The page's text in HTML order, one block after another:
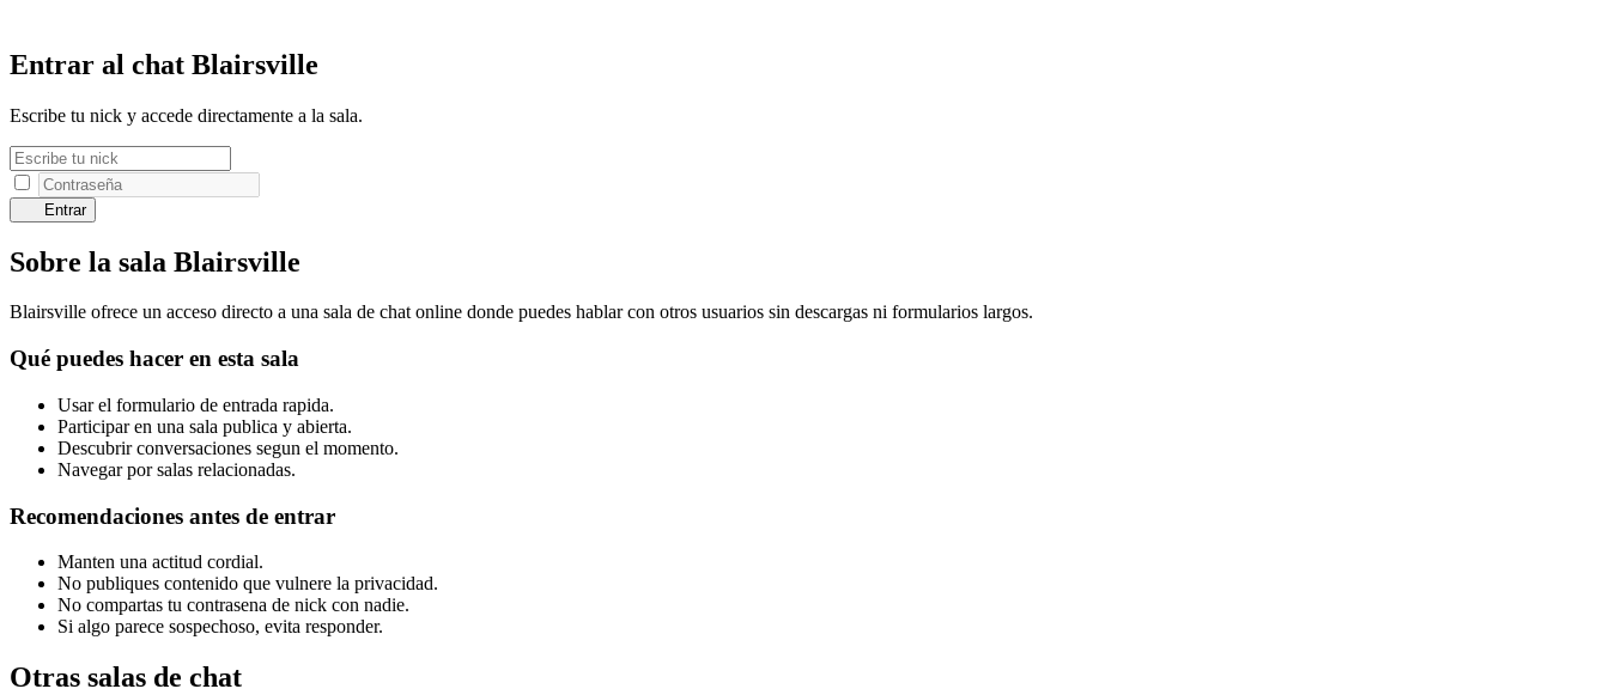
Entrar al chat Blairsville
Escribe tu nick y accede directamente a la sala.
Entrar
Sobre la sala Blairsville
Blairsville ofrece un acceso directo a una sala de chat online donde puedes hablar con otros usuarios sin descargas ni formularios largos.
Qué puedes hacer en esta sala
Usar el formulario de entrada rapida.
Participar en una sala publica y abierta.
Descubrir conversaciones segun el momento.
Navegar por salas relacionadas.
Recomendaciones antes de entrar
Manten una actitud cordial.
No publiques contenido que vulnere la privacidad.
No compartas tu contrasena de nick con nadie.
Si algo parece sospechoso, evita responder.
Otras salas de chat